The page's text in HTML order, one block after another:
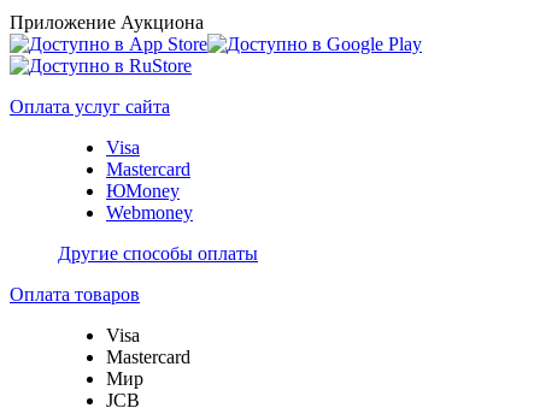
Приложение Аукциона
Оплата услуг сайта
Visa
Mastercard
ЮMoney
Webmoney
Другие способы оплаты
Оплата товаров
Visa
Mastercard
Мир
JCB